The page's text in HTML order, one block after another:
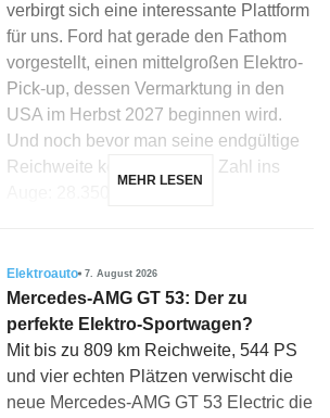
verbirgt sich eine interessante Plattform
für uns. Ford hat gerade den Fathom
vorgestellt, einen mittelgroßen Elektro-
Pick-up, dessen Vermarktung in den
USA im Herbst 2027 beginnen wird.
Und noch bevor man seine endgültige
Reichweite kennt, fällt eine Zahl ins
MEHR LESEN
Elektroauto 7. August 2026
Mercedes-AMG GT 53: Der zu
perfekte Elektro-Sportwagen?
Mit bis zu 809 km Reichweite, 544 PS
und vier echten Plätzen verwischt die
neue Mercedes-AMG GT 53 Electric die